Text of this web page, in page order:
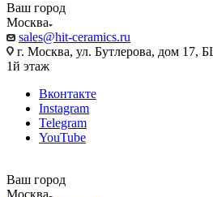
Ваш город
Москва
sales@hit-ceramics.ru
г. Москва, ул. Бутлерова, дом 17,
1й этаж
Вконтакте
Instagram
Telegram
YouTube
Ваш город